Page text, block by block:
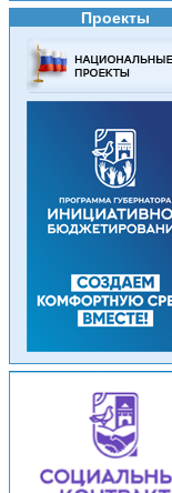
Проекты